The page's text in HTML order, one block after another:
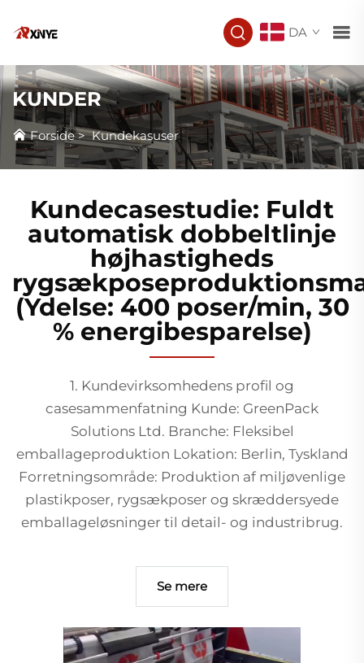
DA
KUNDER
Forside>Kundekasuser
Kundecasestudie: Fuldt
automatisk dobbeltlinje
højhastigheds
(Ydelse: 400 poser/min, 30
% energibesparelse)
1. Kundevirksomhedens profil og
casesammenfatning Kunde: GreenPack
Solutions Ltd. Branche: Fleksibel
emballageproduktion Lokation: Berlin, Tyskland
Forretningsområde: Produktion af miljøvenlige
plastikposer, rygsækposer og skræddersyede
emballageløsninger til detail- og industribrug.
Se mere